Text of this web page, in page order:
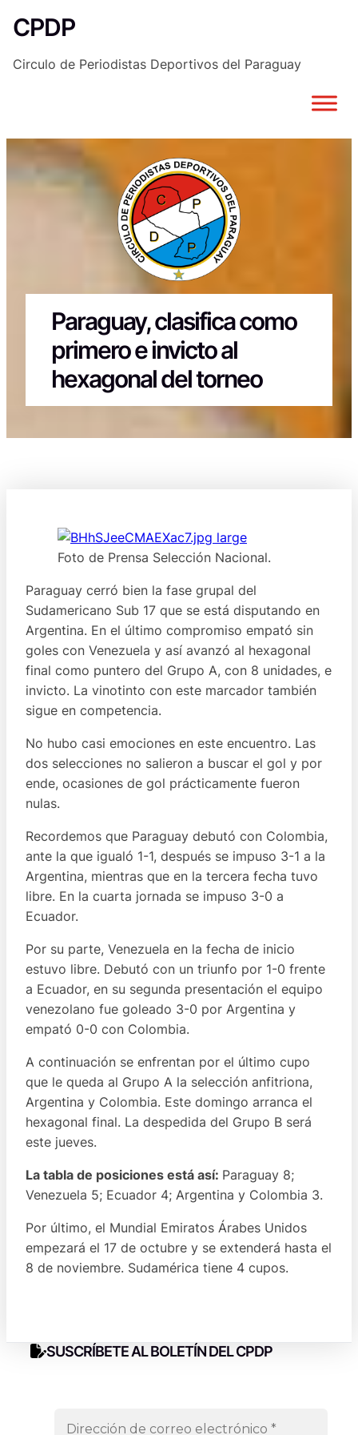
Saltar
al
contenido
CPDP
Circulo de Periodistas Deportivos del Paraguay
Paraguay, clasifica como
primero e invicto al
hexagonal del torneo
Foto de Prensa Selección Nacional.
Paraguay cerró bien la fase grupal del
Sudamericano Sub 17 que se está disputando en
Argentina. En el último compromiso empató sin
goles con Venezuela y así avanzó al hexagonal
final como puntero del Grupo A, con 8 unidades, e
invicto. La vinotinto con este marcador también
sigue en competencia.
No hubo casi emociones en este encuentro. Las
dos selecciones no salieron a buscar el gol y por
ende, ocasiones de gol prácticamente fueron
nulas.
Recordemos que Paraguay debutó con Colombia,
ante la que igualó 1-1, después se impuso 3-1 a la
Argentina, mientras que en la tercera fecha tuvo
libre. En la cuarta jornada se impuso 3-0 a
Ecuador.
Por su parte, Venezuela en la fecha de inicio
estuvo libre. Debutó con un triunfo por 1-0 frente
a Ecuador, en su segunda presentación el equipo
venezolano fue goleado 3-0 por Argentina y
empató 0-0 con Colombia.
A continuación se enfrentan por el último cupo
que le queda al Grupo A la selección anfitriona,
Argentina y Colombia. Este domingo arranca el
hexagonal final. La despedida del Grupo B será
este jueves.
La tabla de posiciones está así: Paraguay 8;
Venezuela 5; Ecuador 4; Argentina y Colombia 3.
Por último, el Mundial Emiratos Árabes Unidos
empezará el 17 de octubre y se extenderá hasta el
8 de noviembre. Sudamérica tiene 4 cupos.
SUSCRÍBETE AL BOLETÍN DEL CPDP